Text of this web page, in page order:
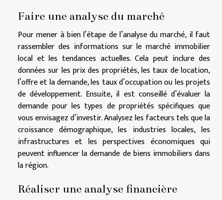
Faire une analyse du marché
Pour mener à bien l’étape de l’analyse du marché, il faut
rassembler des informations sur le marché immobilier
local et les tendances actuelles. Cela peut inclure des
données sur les prix des propriétés, les taux de location,
l’offre et la demande, les taux d’occupation ou les projets
de développement. Ensuite, il est conseillé d’évaluer la
demande pour les types de propriétés spécifiques que
vous envisagez d’investir. Analysez les facteurs tels que la
croissance démographique, les industries locales, les
infrastructures et les perspectives économiques qui
peuvent influencer la demande de biens immobiliers dans
la région.
Réaliser une analyse financière